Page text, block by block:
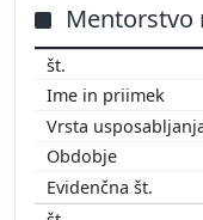
2008
2009
2010
2011
2014
Mentorstvo